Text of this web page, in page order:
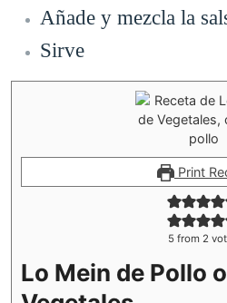
Añade y mezcla la
Sirve
Print
5 from 2
Lo Mein de Pollo